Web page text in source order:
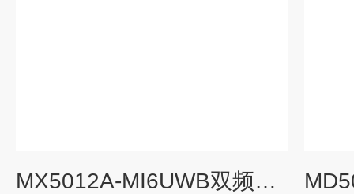
MX5012A-MI6UWB双频11AC融合基站